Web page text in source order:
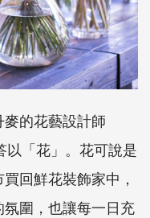
的花藝設計師
以「花」。花可說是
回鮮花裝飾家中，
圍，也讓每一日充